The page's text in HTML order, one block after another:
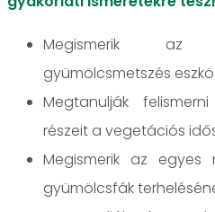
Megismerik az
gyümölcsmetszés
Megtanulják
részeit a vegetációs
Megismerik az
gyümölcsfák